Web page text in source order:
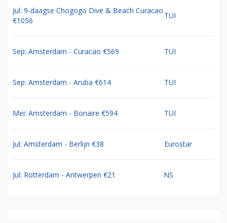
Jul: 9-daagse Chogogo Dive & Beach Curacao
€1056
TUI
Sep: Amsterdam - Curacao €569 TUI
Sep: Amsterdam - Aruba €614 TUI
Mei: Amsterdam - Bonaire €594 TUI
Jul: Amsterdam - Berlijn €38 Eurostar
Jul: Rotterdam - Antwerpen €21 NS